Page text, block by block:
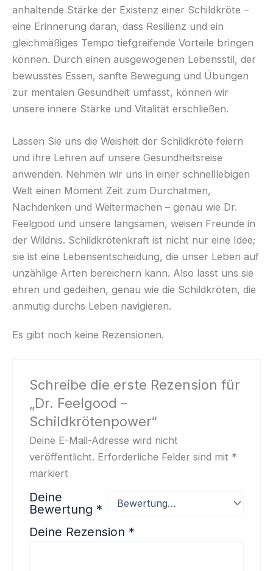
anhaltende Stärke der Existenz einer Schildkröte –
eine Erinnerung daran, dass Resilienz und ein
gleichmäßiges Tempo tiefgreifende Vorteile bringen
können. Durch einen ausgewogenen Lebensstil, der
bewusstes Essen, sanfte Bewegung und Übungen
zur mentalen Gesundheit umfasst, können wir
unsere innere Stärke und Vitalität erschließen.
Lassen Sie uns die Weisheit der Schildkröte feiern
und ihre Lehren auf unsere Gesundheitsreise
anwenden. Nehmen wir uns in einer schnelllebigen
Welt einen Moment Zeit zum Durchatmen,
Nachdenken und Weitermachen – genau wie Dr.
Feelgood und unsere langsamen, weisen Freunde in
der Wildnis. Schildkrötenkraft ist nicht nur eine Idee;
sie ist eine Lebensentscheidung, die unser Leben auf
unzählige Arten bereichern kann. Also lasst uns sie
ehren und gedeihen, genau wie die Schildkröten, die
anmutig durchs Leben navigieren.
Es gibt noch keine Rezensionen.
Schreibe die erste Rezension für
„Dr. Feelgood –
Schildkrötenpower“
Deine E-Mail-Adresse wird nicht
veröffentlicht. Erforderliche Felder sind mit *
markiert
Deine
Bewertung *
Deine Rezension *